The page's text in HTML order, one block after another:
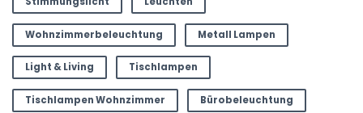
Wohnzimmerbeleuchtung Metall Lampen
Light & Living Tischlampen
Tischlampen Wohnzimmer Bürobeleuchtung